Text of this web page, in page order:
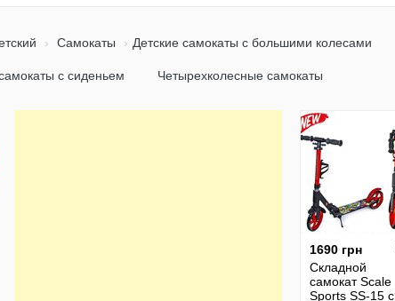
Самокаты Детские самокаты с большими колесами
с сиденьем Четырехколесные самокаты
1690 грн
Складной
самокат Scale
Sports SS-15 с